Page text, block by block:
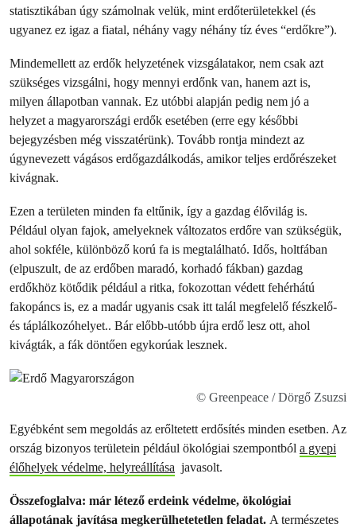
statisztikában úgy számolnak velük, mint erdőterületekkel (és
ugyanez ez igaz a fiatal, néhány vagy néhány tíz éves “erdőkre”).
Mindemellett az erdők helyzetének vizsgálatakor, nem csak azt
szükséges vizsgálni, hogy mennyi erdőnk van, hanem azt is,
milyen állapotban vannak. Ez utóbbi alapján pedig nem jó a
helyzet a magyarországi erdők esetében (erre egy későbbi
bejegyzésben még visszatérünk). Tovább rontja mindezt az
úgynevezett vágásos erdőgazdálkodás, amikor teljes erdőrészeket
kivágnak.
Ezen a területen minden fa eltűnik, így a gazdag élővilág is.
Például olyan fajok, amelyeknek változatos erdőre van szükségük,
ahol sokféle, különböző korú fa is megtalálható. Idős, holtfában
(elpuszult, de az erdőben maradó, korhadó fákban) gazdag
erdőkhöz kötődik például a ritka, fokozottan védett fehérhátú
fakopáncs is, ez a madár ugyanis csak itt talál megfelelő fészkelő-
és táplálkozóhelyet.. Bár előbb-utóbb újra erdő lesz ott, ahol
kivágták, a fák döntően egykorúak lesznek.
© Greenpeace / Dörgő Zsuzsi
Egyébként sem megoldás az erőltetett erdősítés minden esetben. Az
ország bizonyos területein például ökológiai szempontból a gyepi
élőhelyek védelme, helyreállítása javasolt.
Összefoglalva: már létező erdeink védelme, ökológiai
állapotának javítása megkerülhetetetlen feladat. A természetes